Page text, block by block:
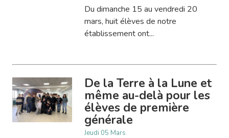
Du dimanche 15 au vendredi 20
mars, huit élèves de notre
établissement ont...
De la Terre à la Lune et
même au-delà pour les
élèves de première
générale
Jeudi 05 Mars